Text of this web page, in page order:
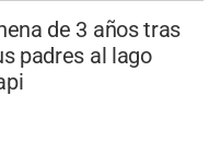
de 3 años tras
padres al lago